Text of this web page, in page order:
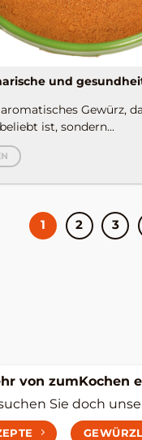
und
Gewürz,
ist, sondern...
1 2 3
von zumKochen
Sie doch